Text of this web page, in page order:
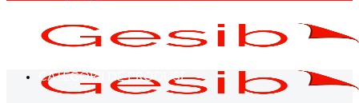
CATEGORII DE PRODUSE